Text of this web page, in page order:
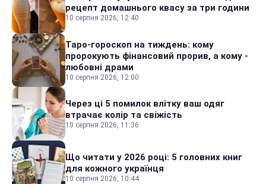
рецепт домашнього квасу за три години
10 серпня 2026, 12:40
Таро-гороскоп на тиждень: кому
пророкують фінансовий прорив, а кому -
любовні драми
10 серпня 2026, 12:00
Через ці 5 помилок влітку ваш одяг
втрачає колір та свіжість
10 серпня 2026, 11:36
Що читати у 2026 році: 5 головних книг
для кожного українця
10 серпня 2026, 10:44